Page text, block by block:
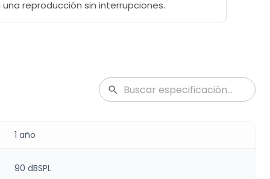
reproducción sin interrupciones.
1 año
90 dBSPL